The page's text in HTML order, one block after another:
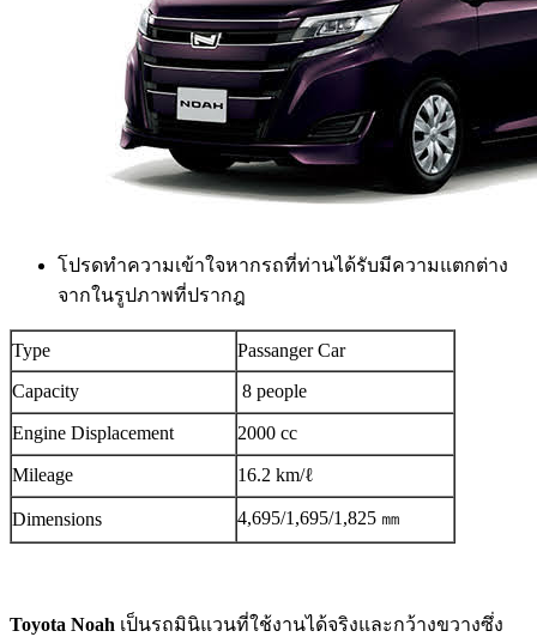
โปรดทำความเข้าใจหากรถที่ท่านได้รับมีความแตกต่าง
จากในรูปภาพที่ปรากฎ
Type
Passanger Car
Capacity
8 people
Engine Displacement 2000 cc
Mileage 16.2 km/ℓ
Dimensions 4,695/1,695/1,825 ㎜
Toyota Noah เป็นรถมินิแวนที่ใช้งานได้จริงและกว้างขวางซึ่ง